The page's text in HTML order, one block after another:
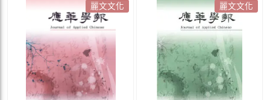
麗文文化 麗文文化